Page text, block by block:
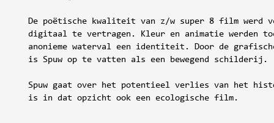
De poëtische kwaliteit van z/w super 8 film werd
digitaal te vertragen. Kleur en animatie werden
anonieme waterval een identiteit. Door de
is Spuw op te vatten als een bewegend schilderij.
Spuw gaat over het potentieel verlies van het
is in dat opzicht ook een ecologische film.